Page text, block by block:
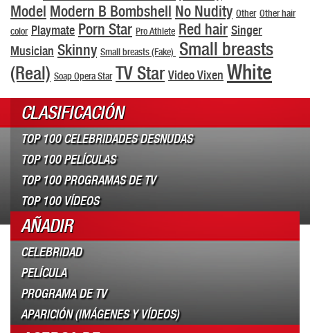
Model Modern B Bombshell No Nudity Other Other hair
color Playmate Porn Star Pro Athlete Red hair Singer
Musician Skinny Small breasts (Fake) Small breasts
(Real) Soap Opera Star TV Star Video Vixen White
CLASIFICACIÓN
TOP 100 CELEBRIDADES DESNUDAS
TOP 100 PELÍCULAS
TOP 100 PROGRAMAS DE TV
TOP 100 VÍDEOS
AÑADIR
CELEBRIDAD
PELÍCULA
PROGRAMA DE TV
APARICIÓN (IMÁGENES Y VÍDEOS)